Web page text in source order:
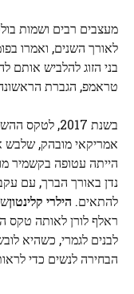
מעצבים רבים ושמות
לאורך השנים, ואמרו
בני הזוג להלביש אותם
טראמפ, הגברת הראשונה
בשנת 2017,
אמריקאי מובהק, שלבש
הייתה עטופה בקשמיר
נדן באורך הברך, עם
להתאים. הילרי קלינטון
ראלף לורן לאותה טקס
לבנים לגמרי, כשהיא
הבחירה לנשים כדי